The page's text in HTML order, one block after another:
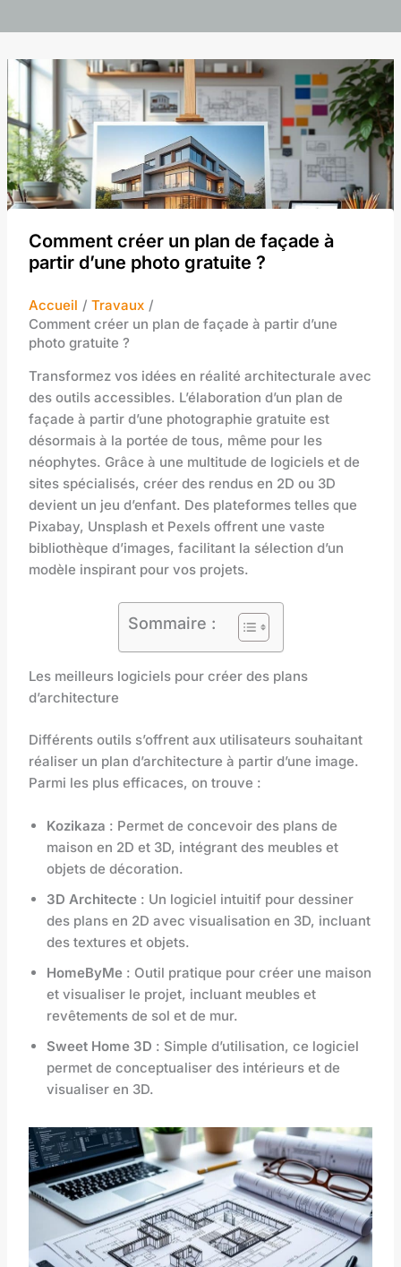
Comment créer un plan de façade à
partir d’une photo gratuite ?
Accueil
Travaux
Comment créer un plan de façade à partir d’une
photo gratuite ?
Transformez vos idées en réalité architecturale avec
des outils accessibles. L’élaboration d’un plan de
façade à partir d’une photographie gratuite est
désormais à la portée de tous, même pour les
néophytes. Grâce à une multitude de logiciels et de
sites spécialisés, créer des rendus en 2D ou 3D
devient un jeu d’enfant. Des plateformes telles que
Pixabay, Unsplash et Pexels offrent une vaste
bibliothèque d’images, facilitant la sélection d’un
modèle inspirant pour vos projets.
Sommaire :
Les meilleurs logiciels pour créer des plans
d’architecture
Différents outils s’offrent aux utilisateurs souhaitant
réaliser un plan d’architecture à partir d’une image.
Parmi les plus efficaces, on trouve :
Kozikaza : Permet de concevoir des plans de
maison en 2D et 3D, intégrant des meubles et
objets de décoration.
3D Architecte : Un logiciel intuitif pour dessiner
des plans en 2D avec visualisation en 3D, incluant
des textures et objets.
HomeByMe : Outil pratique pour créer une maison
et visualiser le projet, incluant meubles et
revêtements de sol et de mur.
Sweet Home 3D : Simple d’utilisation, ce logiciel
permet de conceptualiser des intérieurs et de
visualiser en 3D.